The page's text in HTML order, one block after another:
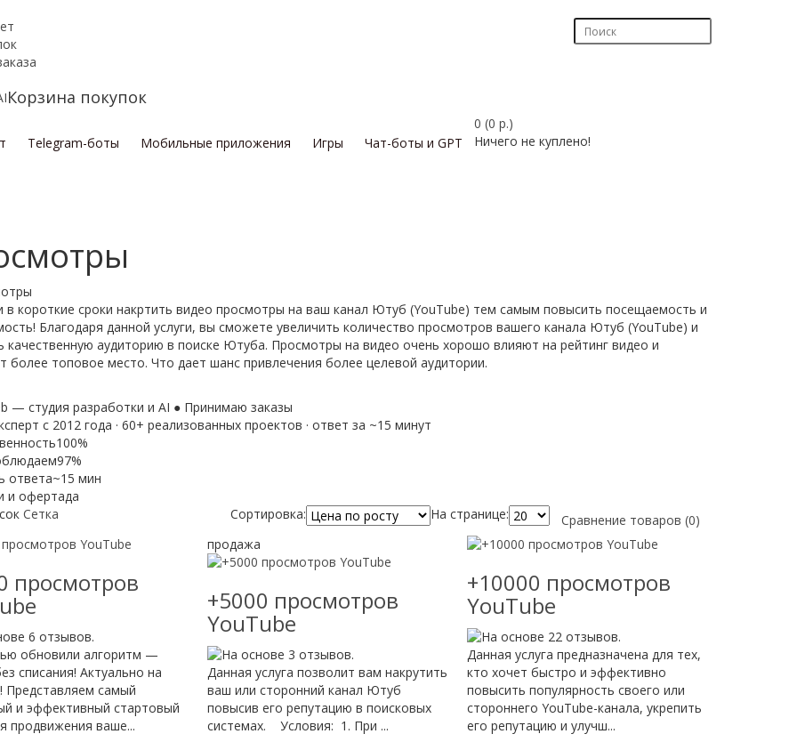
Telegram-боты Мобильные приложения Игры Чат-боты и GPT
Корзина покупок
0 (0 р.)
Ничего не куплено!
в короткие сроки накртить видео просмотры на ваш канал Ютуб (YouTube) тем самым повысить посещаемость и
Благодаря данной услуги, вы сможете увеличить количество просмотров вашего канала Ютуб (YouTube) и
качественную аудиторию в поиске Ютуба. Просмотры на видео очень хорошо влияют на рейтинг видео и
более топовое место. Что дает шанс привлечения более целевой аудитории.
— студия разработки и AI ● Принимаю заказы
с 2012 года · 60+ реализованных проектов · ответ за ~15 минут
100%
97%
ответа~15 мин
и офертада
Сетка Сортировка: На странице: Сравнение товаров (0)
просмотров
обновили алгоритм —
списания! Актуально на
Представляем самый
и эффективный стартовый
продвижения ваше...
продажа
+5000 просмотров
YouTube
Данная услуга позволит вам накрутить
ваш или сторонний канал Ютуб
повысив его репутацию в поисковых
системах. Условия: 1. При ...
+10000 просмотров
YouTube
Данная услуга предназначена для тех,
кто хочет быстро и эффективно
повысить популярность своего или
стороннего YouTube-канала, укрепить
его репутацию и улучш...